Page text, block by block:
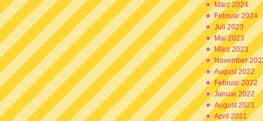
März 2024
Februar 2024
Juli 2023
Mai 2023
März 2023
November
August 2022
Februar 2022
Januar 2022
August 2021
April 2021